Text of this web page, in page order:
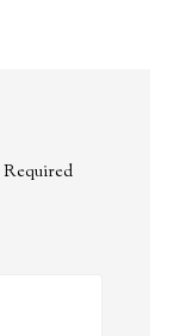
Required